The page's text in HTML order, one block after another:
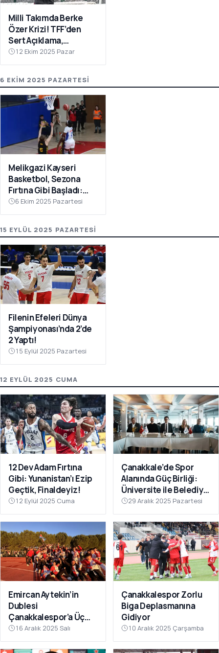
Milli Takımda Berke
Özer Krizi! TFF’den
Sert Açıklama,
Kaleciden Yanıt
Gecikmedi
12 Ekim 2025 Pazar
6 EKIM 2025 PAZARTESI
Melikgazi Kayseri
Basketbol, Sezona
Fırtına Gibi Başladı:
Dardanel Çanakkale’yi
Farklı Geçti
6 Ekim 2025 Pazartesi
15 EYLÜL 2025 PAZARTESI
Filenin Efeleri Dünya
Şampiyonası’nda 2’de
2 Yaptı!
15 Eylül 2025 Pazartesi
12 EYLÜL 2025 CUMA
12 Dev Adam Fırtına
Gibi: Yunanistan’ı Ezip
Geçtik, Finaldeyiz!
12 Eylül 2025 Cuma
Çanakkale’de Spor
Alanında Güç Birliği:
Üniversite ile Belediye
Kulüpleri İş Birliği Yaptı
29 Aralık 2025 Pazartesi
Emircan Aytekin’in
Dublesi
Çanakkalespor’a Üç
Puanı Getirdi
16 Aralık 2025 Salı
Çanakkalespor Zorlu
Biga Deplasmanına
Gidiyor
10 Aralık 2025 Çarşamba